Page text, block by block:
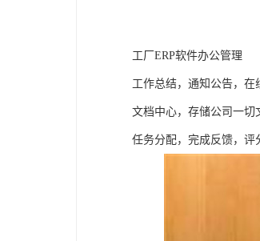
工厂ERP软件办公管理
工作总结，通知公告，
文档中心，存储公司一切
任务分配，完成反馈，评